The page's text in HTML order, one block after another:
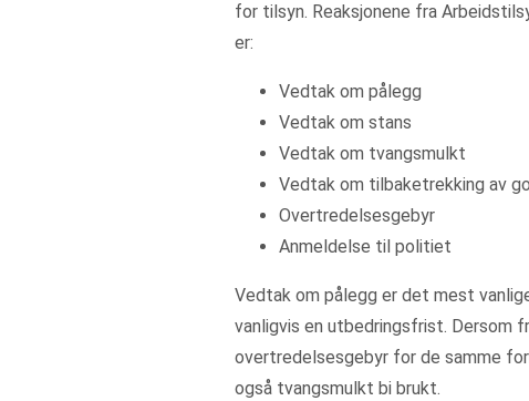
for tilsyn. Reaksjonene fra
er:
Vedtak om pålegg
Vedtak om stans
Vedtak om tvangsmulkt
Vedtak om tilbaketrekking av
Overtredelsesgebyr
Anmeldelse til politiet
Vedtak om pålegg er det mest
vanligvis en utbedringsfrist. Dersom
overtredelsesgebyr for de samme
også tvangsmulkt bi brukt.